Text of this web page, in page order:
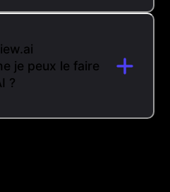
je peux le faire
?